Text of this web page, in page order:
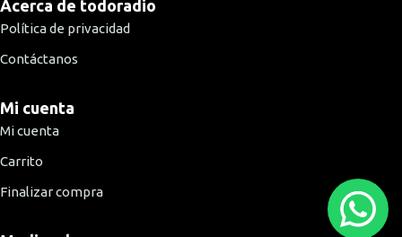
Acerca de todoradio
Política de privacidad
Contáctanos
Mi cuenta
Mi cuenta
Carrito
Finalizar compra